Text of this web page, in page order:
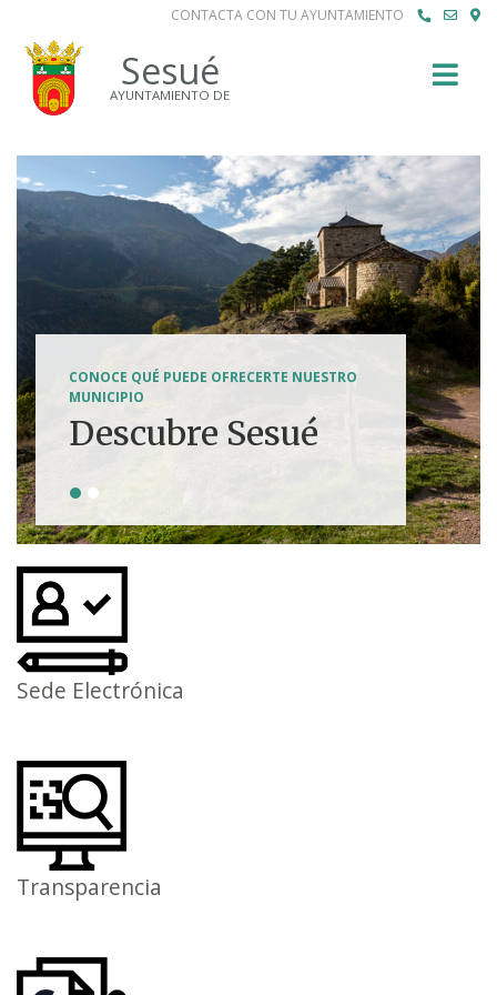
CONTACTA CON TU AYUNTAMIENTO
Sesué
AYUNTAMIENTO DE
CONOCE QUÉ PUEDE OFRECERTE NUESTRO
MUNICIPIO
Descubre Sesué
Tierra de
aventuras
Sede Electrónica
Transparencia